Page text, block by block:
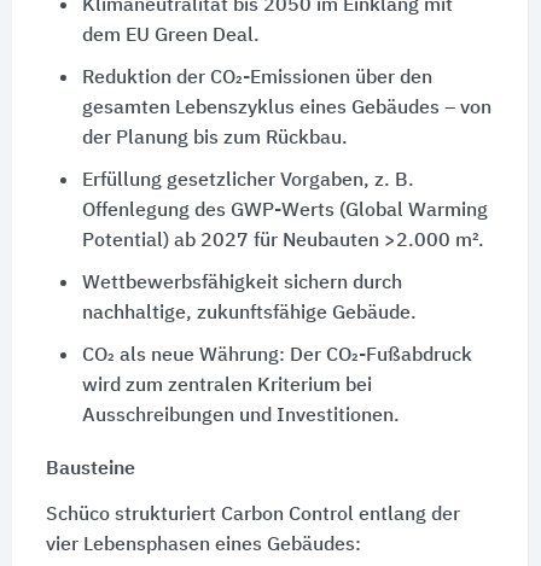
Klimaneutralität bis 2050 im Einklang mit
dem EU Green Deal.
Reduktion der CO₂-Emissionen über den
gesamten Lebenszyklus eines Gebäudes – von
der Planung bis zum Rückbau.
Erfüllung gesetzlicher Vorgaben, z. B.
Offenlegung des GWP-Werts (Global Warming
Potential) ab 2027 für Neubauten >2.000 m².
Wettbewerbsfähigkeit sichern durch
nachhaltige, zukunftsfähige Gebäude.
CO₂ als neue Währung: Der CO₂-Fußabdruck
wird zum zentralen Kriterium bei
Ausschreibungen und Investitionen.
Bausteine
Schüco strukturiert Carbon Control entlang der
vier Lebensphasen eines Gebäudes: